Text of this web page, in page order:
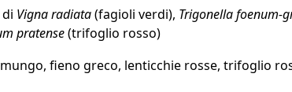
Vigna radiata(fagioli verdi), Trigonella foenum-
pratense(trifoglio rosso)
fieno greco, lenticchie rosse, trifoglio